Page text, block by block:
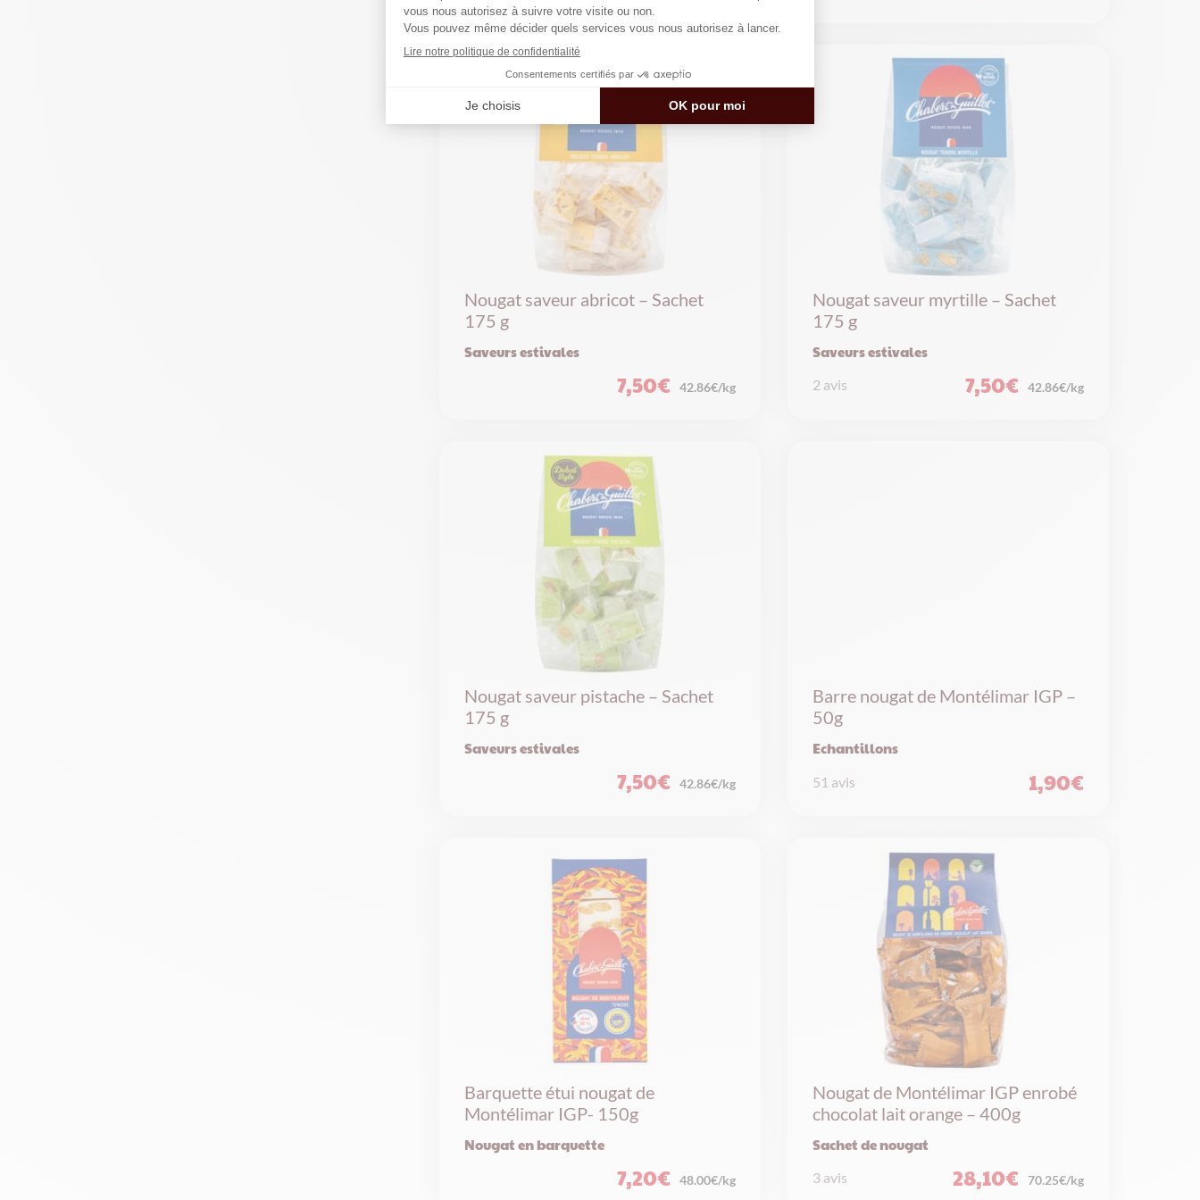
Nougat saveur abricot – Sachet
175 g
Saveurs estivales
7,50€ 42.86€/kg
Nougat saveur myrtille – Sachet
175 g
Saveurs estivales
7,50€ 42.86€/kg
2 avis
Nougat saveur pistache – Sachet
175 g
Saveurs estivales
7,50€ 42.86€/kg
Barre nougat de Montélimar IGP –
50g
Echantillons
1,90€
51 avis
Barquette étui nougat de
Montélimar IGP- 150g
Nougat en barquette
7,20€ 48.00€/kg
Nougat de Montélimar IGP enrobé
chocolat lait orange – 400g
Sachet de nougat
28,10€ 70.25€/kg
3 avis